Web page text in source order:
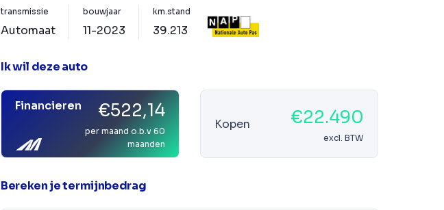
transmissie
Automaat
bouwjaar
11-2023
km.stand
39.213
Ik wil deze auto
Financieren €522,14
per maand o.b.v 60
maanden
Kopen €22.490
excl. BTW
Bereken je termijnbedrag